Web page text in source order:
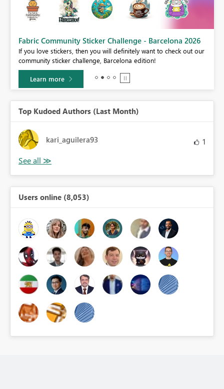
Fabric Community Sticker Challenge - Barcelona 2026
If you love stickers, then you will definitely want to check out our
community sticker challenge, Barcelona edition!
Learn more
Top Kudoed Authors (Last Month)
kari_aguilera93 1
Users online (8,053)